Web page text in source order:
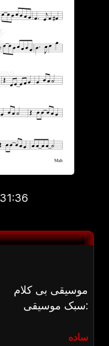
موسیقی بی کلام
سبک موسیقی:
ساده